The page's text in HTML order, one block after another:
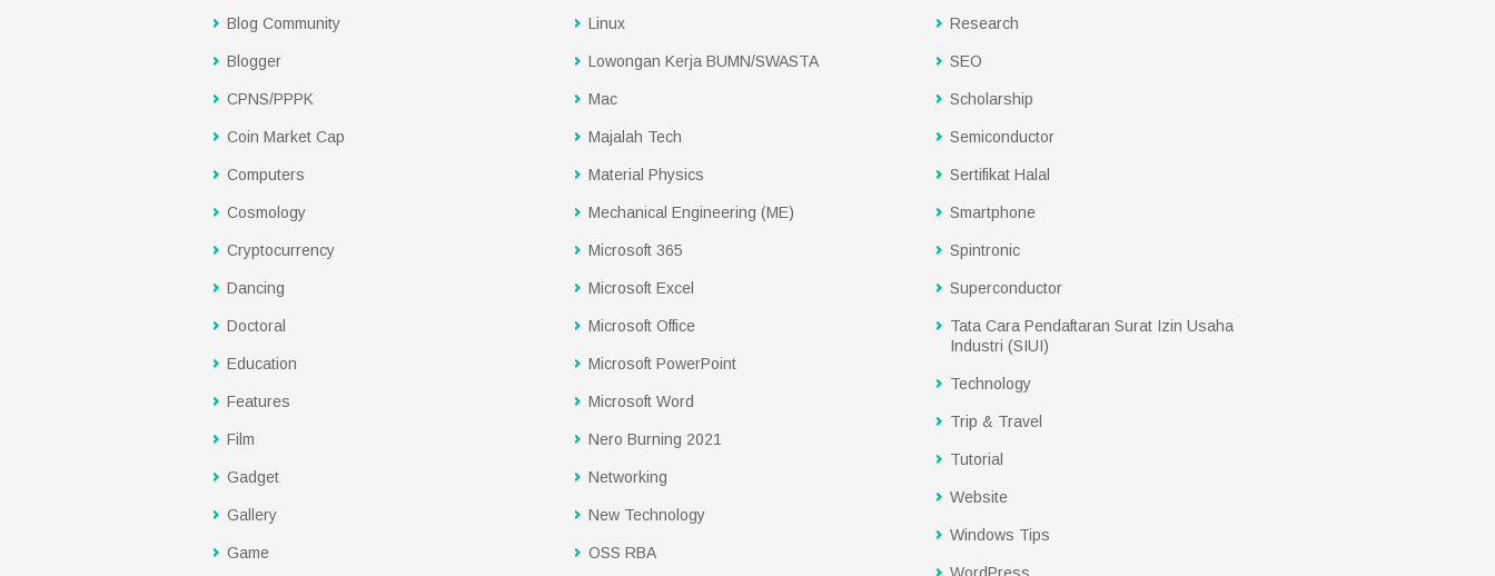
Blog Community
Blogger
CPNS/PPPK
Coin Market Cap
Computers
Cosmology
Cryptocurrency
Dancing
Doctoral
Education
Features
Film
Gadget
Gallery
Game
Linux
Lowongan Kerja BUMN/SWASTA
Mac
Majalah Tech
Material Physics
Mechanical Engineering (ME)
Microsoft 365
Microsoft Excel
Microsoft Office
Microsoft PowerPoint
Microsoft Word
Nero Burning 2021
Networking
New Technology
OSS RBA
Research
SEO
Scholarship
Semiconductor
Sertifikat Halal
Smartphone
Spintronic
Superconductor
Tata Cara Pendaftaran Surat Izin Usaha
Industri (SIUI)
Technology
Trip & Travel
Tutorial
Website
Windows Tips